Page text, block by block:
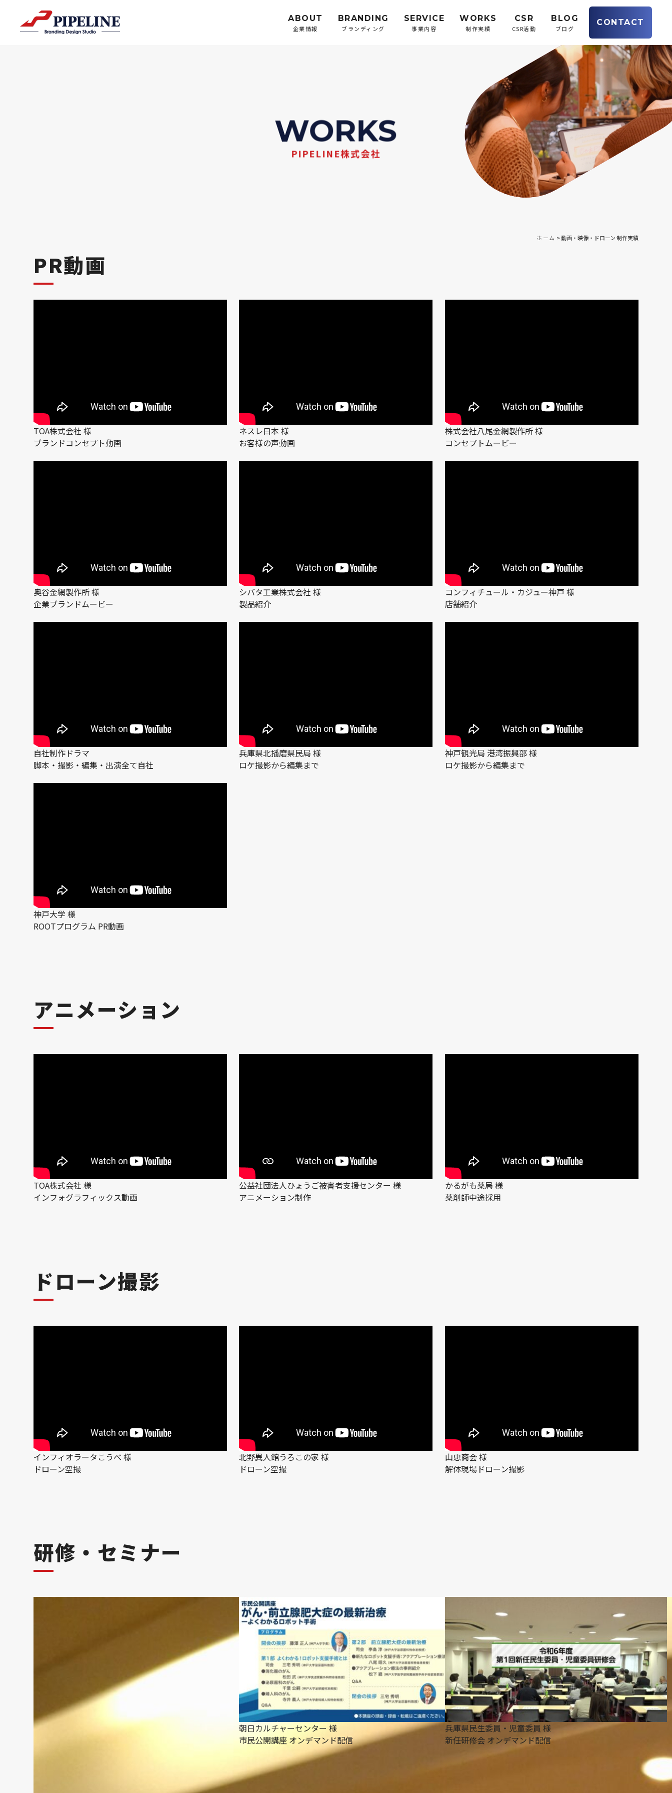
ABOUT
企業情報
BRANDING
ブランディング
SERVICE
事業内容
WORKS
制作実績
CSR
CSR活動
BLOG
ブログ
CONTACT
WORKS
PIPELINE株式会社
ホーム >動画・映像・ドローン 制作実績
PR動画
TOA株式会社 様
ブランドコンセプト動画
ネスレ日本 様
お客様の声動画
株式会社八尾金網製作所 様
コンセプトムービー
奥谷金網製作所 様
企業ブランドムービー
シバタ工業株式会社 様
製品紹介
コンフィチュール・カジュー神戸 様
店舗紹介
自社制作ドラマ
脚本・撮影・編集・出演全て自社
兵庫県北播磨県民局 様
ロケ撮影から編集まで
神戸観光局 港湾振興部 様
ロケ撮影から編集まで
神戸大学 様
ROOTプログラム PR動画
アニメーション
TOA株式会社 様
インフォグラフィックス動画
公益社団法人ひょうご被害者支援センター 様
アニメーション制作
かるがも薬局 様
薬剤師中途採用
ドローン撮影
インフィオラータこうべ 様
ドローン空撮
北野異人館うろこの家 様
ドローン空撮
山忠商会 様
解体現場ドローン撮影
研修・セミナー
朝日カルチャーセンター 様
市民公開講座 オンデマンド配信
兵庫県民生委員・児童委員 様
新任研修会 オンデマンド配信